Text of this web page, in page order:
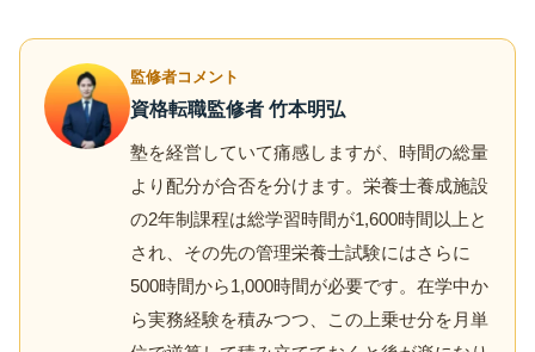
監修者コメント
資格転職監修者 竹本明弘
塾を経営していて痛感しますが、時間の総量
より配分が合否を分けます。栄養士養成施設
の2年制課程は総学習時間が1,600時間以上と
され、その先の管理栄養士試験にはさらに
500時間から1,000時間が必要です。在学中か
ら実務経験を積みつつ、この上乗せ分を月単